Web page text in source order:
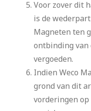
Voor zover dit
is de
Magneten ten
ontbinding van
vergoeden.
Indien Weco
grond van dit
vorderingen